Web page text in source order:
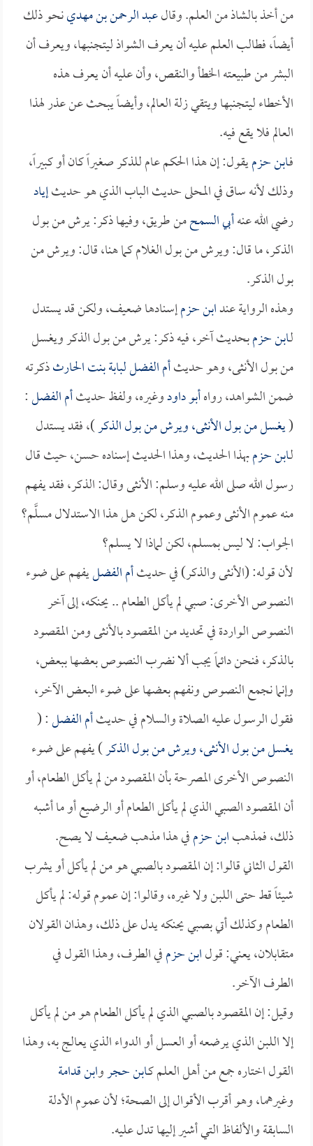
من أخذ بالشاذ من العلم. وقالعبد الرحمن بن مهدينحو ذلك
أيضاً، فطالب العلم عليه أن يعرف الشواذ ليتجنبها، ويعرف أن
البشر من طبيعته الخطأ والنقص، وأن عليه أن يعرف هذه
الأخطاء ليتجنبها ويتقي زلة العالم، وأيضاً يبحث عن عذر لهذا
العالم فلا يقع فيه.
فـابن حزميقول: إن هذا الحكم عام للذكر صغيراً كان أو كبيراً،
وذلك لأنه ساق في المحلى حديث الباب الذي هو حديثإياد
رضي الله عنهأبي السمحمن طريق، وفيها ذكر: يرش من بول
الذكر، ما قال: ويرش من بول الغلام كما هنا، قال: ويرش من
بول الذكر.
وهذه الرواية عندابن حزمإسنادها ضعيف، ولكن قد يستدل
لـابن حزمبحديث آخر، فيه ذكر: يرش من بول الذكر ويغسل
من بول الأنثى، وهو حديثأم الفضل لبابة بنت الحارثذكرته
ضمن الشواهد، رواهأبو داودوغيره، ولفظ حديثأم الفضل:
(يغسل من بول الأنثى، ويرش من بول الذكر)، فقد يستدل
لـابن حزمبهذا الحديث، وهذا الحديث إسناده حسن، حيث قال
رسول الله صلى الله عليه وسلم: الأنثى وقال: الذكر، فقد يفهم
منه عموم الأنثى وعموم الذكر، لكن هل هذا الاستدلال مسلَّم؟
الجواب: لا ليس بمسلم، لكن لماذا لا يسلم؟
لأن قوله: (الأنثى والذكر) في حديثأم الفضليفهم على ضوء
النصوص الأخرى: صبي لم يأكل الطعام .. يحنكه، إلى آخر
النصوص الواردة في تحديد من المقصود بالأنثى ومن المقصود
بالذكر، فنحن دائماً يجب ألا نضرب النصوص بعضها ببعض،
وإنما نجمع النصوص ونفهم بعضها على ضوء البعض الآخر،
فقول الرسول عليه الصلاة والسلام في حديثأم الفضل: (
يغسل من بول الأنثى، ويرش من بول الذكر) يفهم على ضوء
النصوص الأخرى المصرحة بأن المقصود من لم يأكل الطعام، أو
أن المقصود الصبي الذي لم يأكل الطعام أو الرضيع أو ما أشبه
ذلك، فمذهبابن حزمفي هذا مذهب ضعيف لا يصح.
القول الثاني قالوا: إن المقصود بالصبي هو من لم يأكل أو يشرب
شيئاً قط حتى اللبن ولا غيره، وقالوا: إن عموم قوله: لم يأكل
الطعام وكذلك أتي بصبي يحنكه يدل على ذلك، وهذان القولان
متقابلان، يعني: قولابن حزمفي الطرف، وهذا القول في
الطرف الآخر.
وقيل: إن المقصود بالصبي الذي لم يأكل الطعام هو من لم يأكل
إلا اللبن الذي يرضعه أو العسل أو الدواء الذي يعالج به، وهذا
القول اختاره جمع من أهل العلم كـابن حجروابن قدامة
وغيرهما، وهو أقرب الأقوال إلى الصحة؛ لأن عموم الأدلة
السابقة والألفاظ التي أشير إليها تدل عليه.